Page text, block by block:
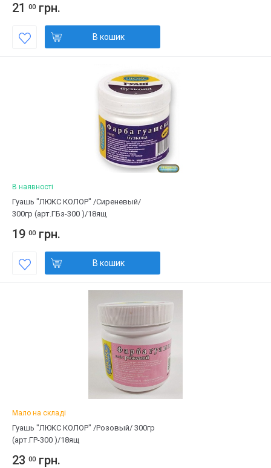
21 00 грн.
В кошик
В наявності
Гуашь "ЛЮКС КОЛОР" /Сиреневый/
300гр (арт.ГБз-300 )/18ящ
19 00 грн.
В кошик
Мало на складі
Гуашь "ЛЮКС КОЛОР" /Розовый/ 300гр
(арт.ГР-300 )/18ящ
23 00 грн.